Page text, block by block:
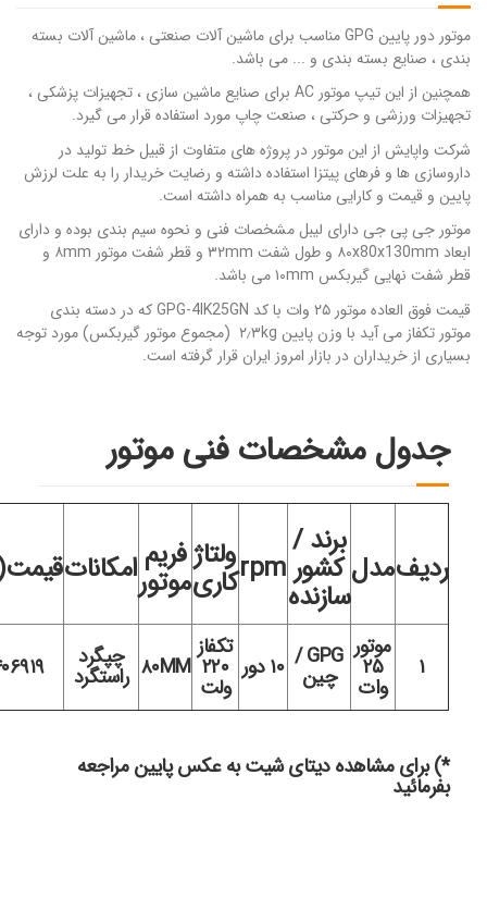
موتور دور پایین GPG مناسب برای ماشین آلات صنعتی ، ماشین آلات بسته
بندی ، صنایع بسته بندی و ... می باشد.
همچنین از این تیپ موتور AC برای صنایع ماشین سازی ، تجهیزات پزشکی ،
تجهیزات ورزشی و حرکتی ، صنعت چاپ مورد استفاده قرار می گیرد.
شرکت واپایش از این موتور در پروژه های متفاوت از قبیل خط تولید در
داروسازی ها و فرهای پیتزا استفاده داشته و رضایت خریدار را به علت لرزش
پایین و قیمت و کارایی مناسب به همراه داشته است.
موتور جی پی جی دارای لیبل مشخصات فنی و نحوه سیم بندی بوده و دارای
ابعاد ۸۰x80x130mm و طول شفت ۳۲mm و قطر شفت موتور ۸mm و
قطر شفت نهایی گیربکس ۱۰mm می باشد.
قیمت فوق العاده موتور ۲۵ وات با کد GPG-4IK25GN که در دسته بندی
موتور تکفاز می آید با وزن پایین ۲٫۳kg (مجموع موتور گیربکس) مورد توجه
بسیاری از خریداران در بازار امروز ایران قرار گرفته است.
جدول مشخصات فنی موتور
ردیفمدل
برند /
کشور
سازنده
rpmولتاژ
کاری
فریم
موتورامکانات
۱
موتور
۲۵
وات
GPG /
چین ۱۰ دور
تکفاز
۲۲۰
ولت
۸۰MM چپگرد
راستگرد
*) برای مشاهده دیتای شیت به عکس پایین مراجعه
بفرمائید